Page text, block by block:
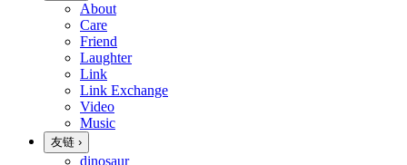
About
Care
Friend
Laughter
Link
Link Exchange
Video
Music
友链 ›
dinosaur